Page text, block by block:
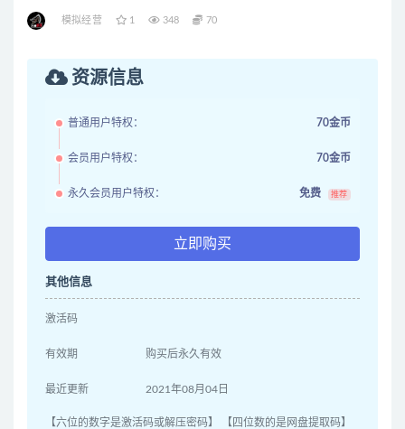
模拟经营 1 348 70
资源信息
普通用户特权： 70金币
会员用户特权： 70金币
永久会员用户特权： 免费 推荐
立即购买
其他信息
激活码
有效期 购买后永久有效
最近更新 2021年08月04日
【六位的数字是激活码或解压密码】 【四位数的是网盘提取码】